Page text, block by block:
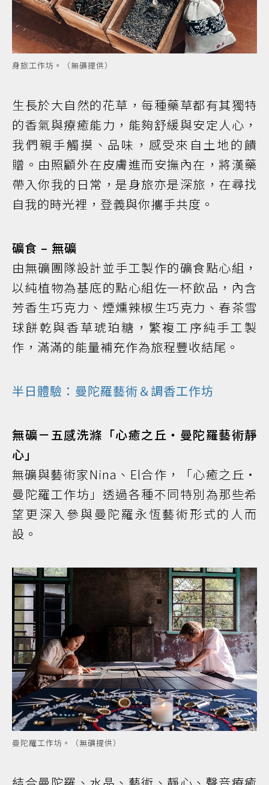
身旅工作坊。（無礦提供）
生長於大自然的花草，每種藥草都有其獨特
的香氣與療癒能力，能夠舒緩與安定人心，
我們親手觸摸、品味，感受來自土地的饋
贈。由照顧外在皮膚進而安撫內在，將漢藥
帶入你我的日常，是身旅亦是深旅，在尋找
自我的時光裡，登義與你攜手共度。
礦食 – 無礦
由無礦團隊設計並手工製作的礦食點心組，
以純植物為基底的點心組佐一杯飲品，內含
芳香生巧克力、煙燻辣椒生巧克力、春茶雪
球餅乾與香草琥珀糖，繁複工序純手工製
作，滿滿的能量補充作為旅程豐收結尾。
半日體驗：曼陀羅藝術＆調香工作坊
無礦－五感洗滌「心癒之丘・曼陀羅藝術靜
心」
無礦與藝術家Nina、El合作，「心癒之丘・
曼陀羅工作坊」透過各種不同特別為那些希
望更深入參與曼陀羅永恆藝術形式的人而
設。
曼陀羅工作坊。（無礦提供）